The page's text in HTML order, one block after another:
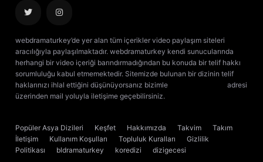
webdramaturkey’de yer alan tüm içerikler video paylaşım siteleri
aracılığıyla paylaşılmaktadır. webdramaturkey kendi sunucularında
herhangi bir video içeriği barındırmadığından bu konuda bir telif hakkı
sorumluluğu kabul etmemektedir. Sitemizde bulunan bir dizinin telif
haklarınızı ihlal ettiğini düşünüyorsanız bizimle
adresi
üzerinden mail yoluyla iletişime geçebilirsiniz.
Popüler Asya Dizileri Keşfet Hakkımızda Takvim
Takım
İletişim
Kullanım Koşulları Topluluk Kuralları
Gizlilik
Politikası
bldramaturkey koredizi
dizigecesi